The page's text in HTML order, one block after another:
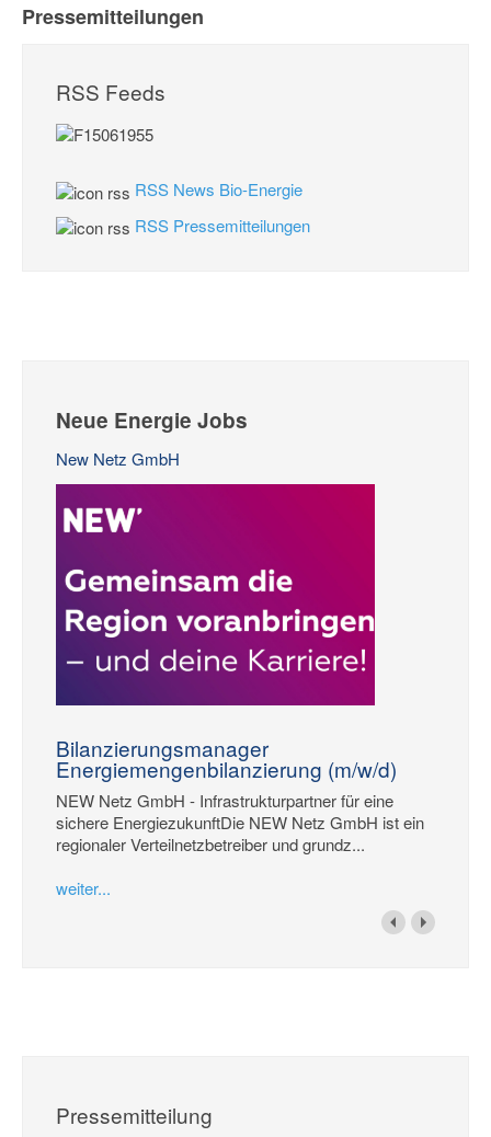
Pressemitteilungen
RSS Feeds
RSS News Bio-Energie
RSS Pressemitteilungen
Neue Energie Jobs
New Netz GmbH
Bilanzierungsmanager
Energiemengenbilanzierung (m/w/d)
NEW Netz GmbH - Infrastrukturpartner für eine
sichere EnergiezukunftDie NEW Netz GmbH ist ein
regionaler Verteilnetzbetreiber und grundz...
weiter...
Pressemitteilung